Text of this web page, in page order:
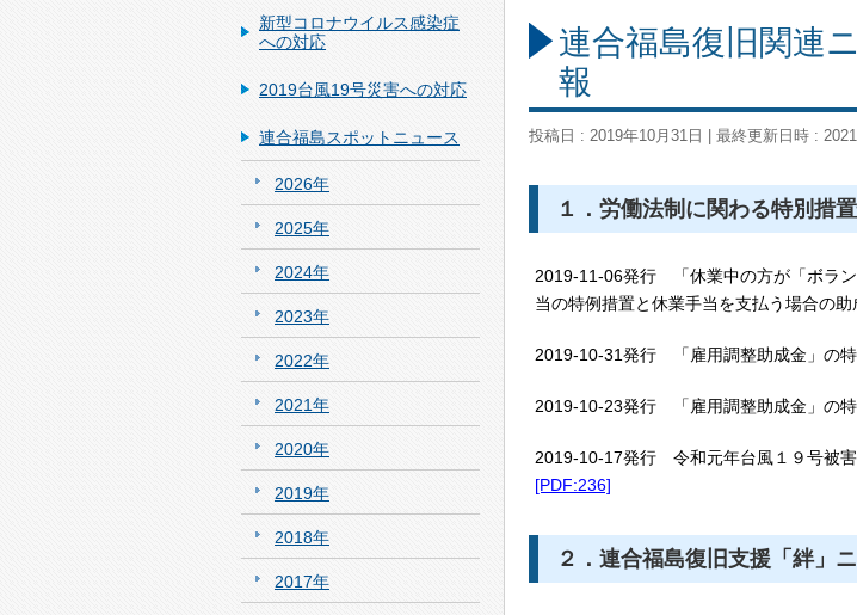
連合福島復旧関連
報
投稿日 : 2019年10月31日 最終更新日時 :
１．労働法制に関わる特別措
2019-11-06発行 「休業中の方が「ボラ
当の特例措置と休業手当を支払う場合の
2019-10-31発行 「雇用調整助成金」の
2019-10-23発行 「雇用調整助成金」の
2019-10-17発行 令和元年台風１９号被
[PDF:236]
２．連合福島復旧支援「絆」
新型コロナウイルス感染症
への対応
2019台風19号災害への対応
連合福島スポットニュース
2026年
2025年
2024年
2023年
2022年
2021年
2020年
2019年
2018年
2017年